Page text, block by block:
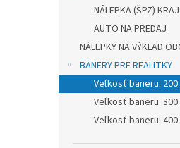
NÁLEPKA (ŠPZ) KRAJ
AUTO NA PREDAJ
NÁLEPKY NA VÝKLAD
BANERY PRE REALITKY
Veľkosť baneru: 200
Veľkosť baneru: 300
Veľkosť baneru: 400